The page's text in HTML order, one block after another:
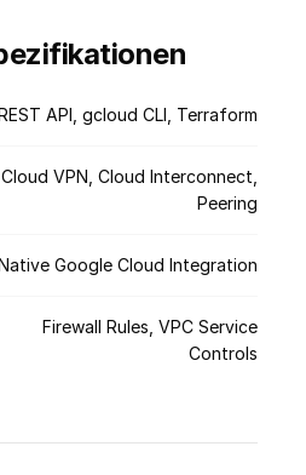
API, gcloud CLI, Terraform
Cloud VPN, Cloud Interconnect,
Peering
Google Cloud Integration
Firewall Rules, VPC Service
Controls